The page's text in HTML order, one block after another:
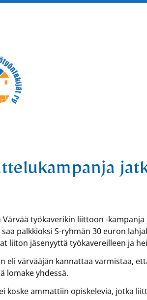
Sähkötyöntekijät ry
työkaverikin liittoon -
palkkioksi S-ryhmän 30 euron
liiton jäsenyyttä työkavereilleen ja
eli värvääjän kannattaa varmistaa,
lomake yhdessä.
koske ammattiin opiskelevia, jotka